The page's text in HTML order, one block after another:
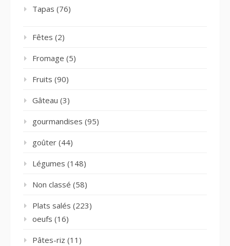
Tapas (76)
Fêtes (2)
Fromage (5)
Fruits (90)
Gâteau (3)
gourmandises (95)
goûter (44)
Légumes (148)
Non classé (58)
Plats salés (223)
oeufs (16)
Pâtes-riz (11)